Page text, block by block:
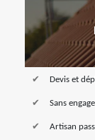
Devis et
Sans
Artisan